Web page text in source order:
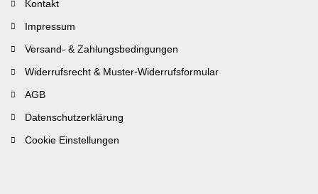
Kontakt
Impressum
Versand- & Zahlungsbedingungen
Widerrufsrecht & Muster-Widerrufsformular
AGB
Datenschutzerklärung
Cookie Einstellungen